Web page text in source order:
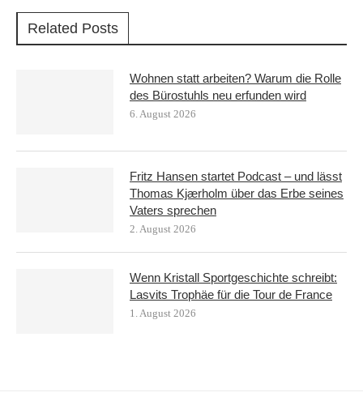
Related Posts
Wohnen statt arbeiten? Warum die Rolle
des Bürostuhls neu erfunden wird
6. August 2026
Fritz Hansen startet Podcast – und lässt
Thomas Kjærholm über das Erbe seines
Vaters sprechen
2. August 2026
Wenn Kristall Sportgeschichte schreibt:
Lasvits Trophäe für die Tour de France
1. August 2026